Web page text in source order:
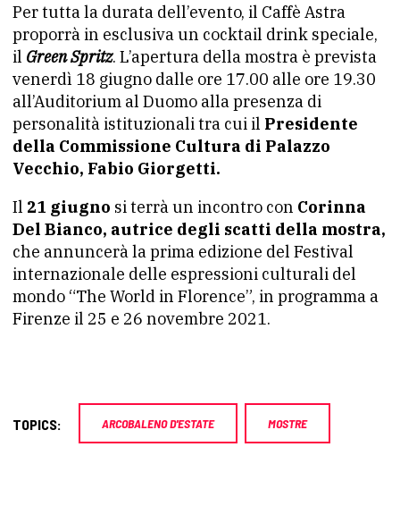
Per tutta la durata dell’evento, il Caffè Astra
proporrà in esclusiva un cocktail drink speciale,
il Green Spritz. L’apertura della mostra è prevista
venerdì 18 giugno dalle ore 17.00 alle ore 19.30
all’Auditorium al Duomo alla presenza di
personalità istituzionali tra cui il Presidente
della Commissione Cultura di Palazzo
Vecchio, Fabio Giorgetti.
Il 21 giugno si terrà un incontro con Corinna
Del Bianco, autrice degli scatti della mostra,
che annuncerà la prima edizione del Festival
internazionale delle espressioni culturali del
mondo “The World in Florence”, in programma a
Firenze il 25 e 26 novembre 2021.
TOPICS: ARCOBALENO D'ESTATE MOSTRE